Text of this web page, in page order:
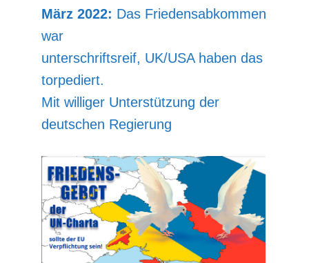
März 2022: Das Friedensabkommen
war
unterschriftsreif, UK/USA haben das
torpediert.
Mit williger Unterstützung der
deutschen Regierung